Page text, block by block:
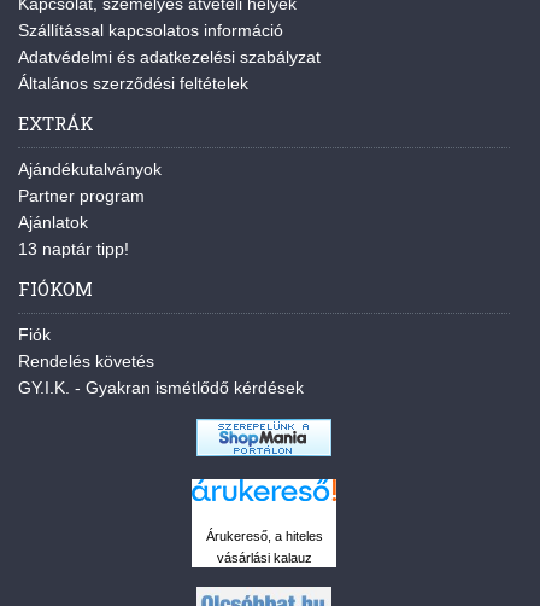
Szállítással kapcsolatos információ
Adatvédelmi és adatkezelési szabályzat
Általános szerződési feltételek
EXTRÁK
Ajándékutalványok
Partner program
Ajánlatok
13 naptár tipp!
FIÓKOM
Fiók
Rendelés követés
GY.I.K. - Gyakran ismétlődő kérdések
Árukereső, a hiteles
vásárlási kalauz